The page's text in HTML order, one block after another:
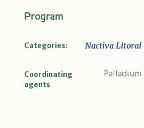
Program
Categories: Nactiva Litoral
Coordinating
agents
Palladium